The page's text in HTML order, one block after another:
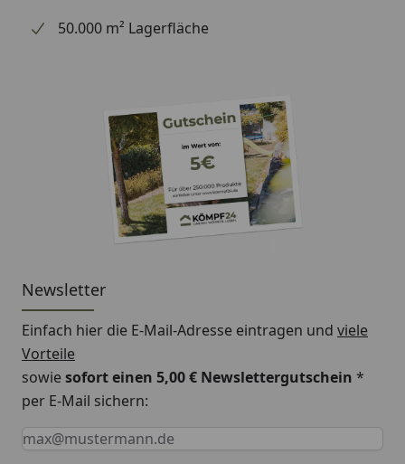
50.000 m² Lagerfläche
Newsletter
Einfach hier die E-Mail-Adresse eintragen und viele
Vorteile
sowiesofort einen 5,00 € Newslettergutschein *
per E-Mail sichern:
Keine Eingabe erforderlich
Eingabe erforderlich
E-Mail *